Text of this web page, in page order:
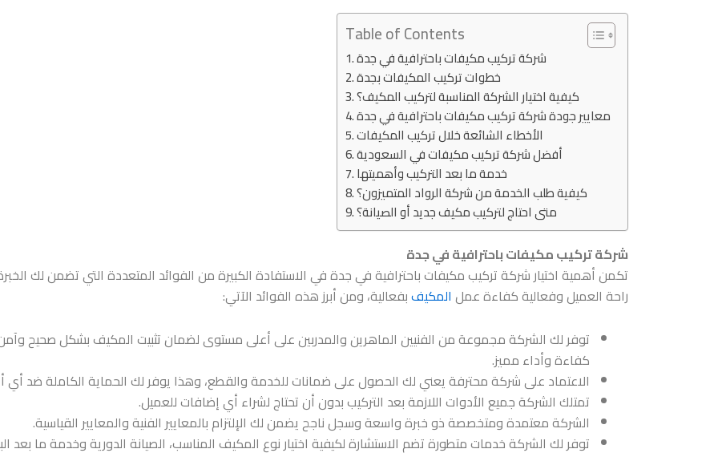
Table of Contents
شركة تركيب مكيفات باحترافية في جدة
خطوات تركيب المكيفات بجدة
كيفية اختيار الشركة المناسبة لتركيب المكيف؟
معايير جودة شركة تركيب مكيفات باحترافية في جدة
الأخطاء الشائعة خلال تركيب المكيفات
أفضل شركة تركيب مكيفات في السعودية
خدمة ما بعد التركيب وأهميتها
كيفية طلب الخدمة من شركة الرواد المتميزون؟
متى احتاج لتركيب مكيف جديد أو الصيانة؟
شركة تركيب مكيفات باحترافية في جدة
تكمن أهمية اختيارشركة تركيب مكيفات باحترافية في جدةفي الاستفادة الكبيرة من الفوائد المتعددة التي تضمن لك
راحة العميل وفعالية كفاءة عمل المكيفبفعالية، ومن أبرز هذه الفوائد الآتي:
توفر لك الشركة مجموعة من الفنيين الماهرين والمدربين على أعلى مستوى لضمان تثبيت المكيف بشكل صحيح
كفاءة وأداء مميز.
الاعتماد على شركة محترفة يعني لك الحصول على ضمانات للخدمة والقطع، وهذا يوفر لك الحماية الكاملة ضد
تمتلك الشركة جميع الأدوات اللازمة بعد التركيب بدون أن تحتاج لشراء أي إضافات للعميل.
الشركة معتمدة ومتخصصة ذو خبرة واسعة وسجل ناجح يضمن لك الإلتزام بالمعايير الفنية والمعايير القياسية.
توفر لك الشركة خدمات متطورة تضم الاستشارة لكيفية اختيار نوع المكيف المناسب، الصيانة الدورية وخدمة ما بعد